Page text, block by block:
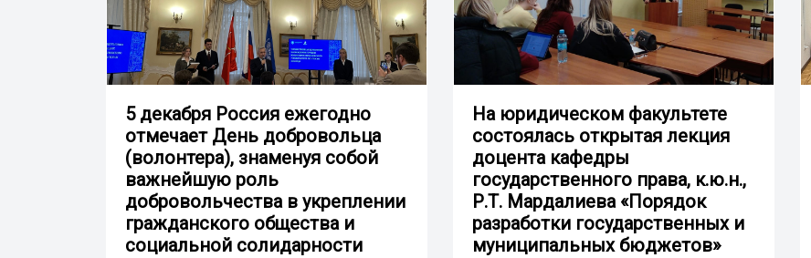
5 декабря Россия ежегодно
отмечает День добровольца
(волонтера), знаменуя собой
важнейшую роль
добровольчества в укреплении
гражданского общества и
социальной солидарности
На юридическом факультете
состоялась открытая лекция
доцента кафедры
государственного права, к.ю.н.,
Р.Т. Мардалиева «Порядок
разработки государственных и
муниципальных бюджетов»